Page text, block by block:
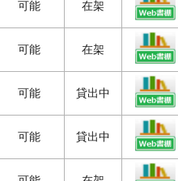
可能 在架
可能 在架
可能 貸出中
可能 貸出中